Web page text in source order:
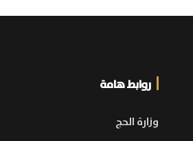
روابط هامة
وزارة الحج